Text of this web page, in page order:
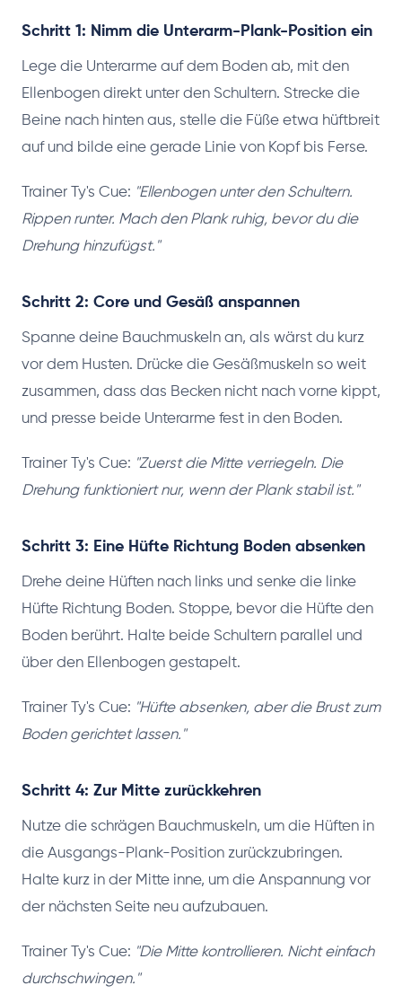
Schritt 1: Nimm die Unterarm-Plank-Position ein
Lege die Unterarme auf dem Boden ab, mit den
Ellenbogen direkt unter den Schultern. Strecke die
Beine nach hinten aus, stelle die Füße etwa hüftbreit
auf und bilde eine gerade Linie von Kopf bis Ferse.
Trainer Ty's Cue: "Ellenbogen unter den Schultern.
Rippen runter. Mach den Plank ruhig, bevor du die
Drehung hinzufügst."
Schritt 2: Core und Gesäß anspannen
Spanne deine Bauchmuskeln an, als wärst du kurz
vor dem Husten. Drücke die Gesäßmuskeln so weit
zusammen, dass das Becken nicht nach vorne kippt,
und presse beide Unterarme fest in den Boden.
Trainer Ty's Cue: "Zuerst die Mitte verriegeln. Die
Drehung funktioniert nur, wenn der Plank stabil ist."
Schritt 3: Eine Hüfte Richtung Boden absenken
Drehe deine Hüften nach links und senke die linke
Hüfte Richtung Boden. Stoppe, bevor die Hüfte den
Boden berührt. Halte beide Schultern parallel und
über den Ellenbogen gestapelt.
Trainer Ty's Cue: "Hüfte absenken, aber die Brust zum
Boden gerichtet lassen."
Schritt 4: Zur Mitte zurückkehren
Nutze die schrägen Bauchmuskeln, um die Hüften in
die Ausgangs-Plank-Position zurückzubringen.
Halte kurz in der Mitte inne, um die Anspannung vor
der nächsten Seite neu aufzubauen.
Trainer Ty's Cue: "Die Mitte kontrollieren. Nicht einfach
durchschwingen."